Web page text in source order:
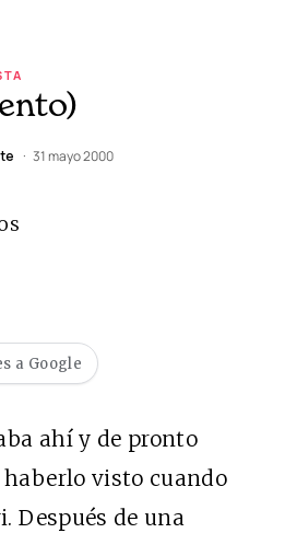
31 mayo 2000
a Google
ahí y de pronto
haberlo visto cuando
Después de una